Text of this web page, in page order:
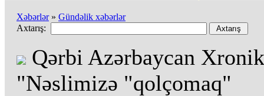
Xəbərlər» Gündəlik xəbərlər
Axtarış:
Qərbi Azərbaycan
"Nəslimizə "qolçomaq"